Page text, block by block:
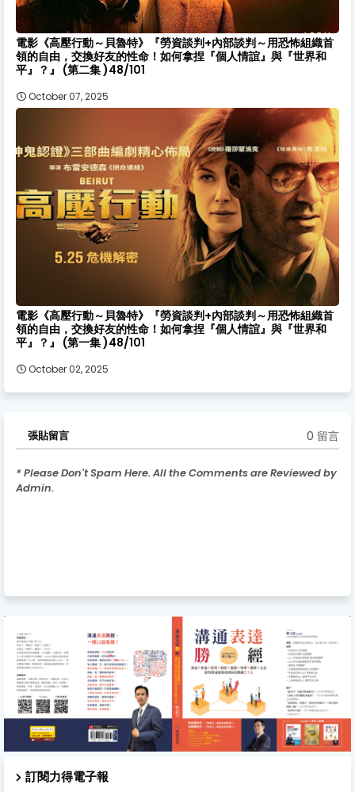
電影《高壓行動～貝魯特》『勞資談判+內部談判～用恐怖組織首
領的自由，交換好友的性命！如何拿捏『個人情誼』與『世界和
平』？』 (第二集 )48/101
October 07, 2025
電影《高壓行動～貝魯特》『勞資談判+內部談判～用恐怖組織首
領的自由，交換好友的性命！如何拿捏『個人情誼』與『世界和
平』？』 (第一集 )48/101
October 02, 2025
張貼留言 0 留言
* Please Don't Spam Here. All the Comments are Reviewed by
Admin.
訂閱力得電子報